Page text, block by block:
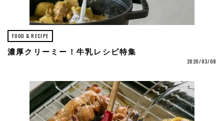
FOOD & RECIPE
濃厚クリーミー！牛乳レシピ特集
2020/03/08